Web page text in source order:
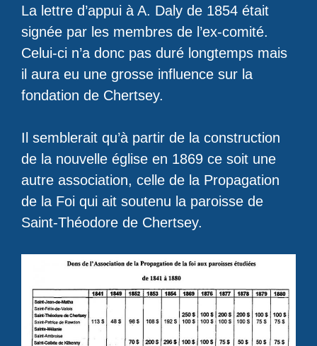
La lettre d’appui à A. Daly de 1854 était
signée par les membres de l’ex-comité.
Celui-ci n’a donc pas duré longtemps mais
il aura eu une grosse influence sur la
fondation de Chertsey.
Il semblerait qu’à partir de la construction
de la nouvelle église en 1869 ce soit une
autre association, celle de la Propagation
de la Foi qui ait soutenu la paroisse de
Saint-Théodore de Chertsey.